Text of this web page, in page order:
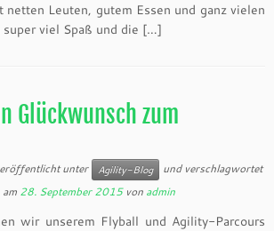
netten Leuten, gutem Essen und ganz vielen
viel Spaß und die […]
Glückwunsch zum
unter Agility-Blog
und verschlagwortet
am 28. September 2015 von admin
wir unserem Flyball und Agility-Parcours